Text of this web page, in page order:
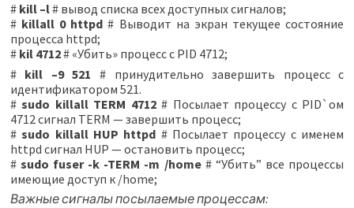
#kill –l# вывод списка всех доступных сигналов;
#killall 0 httpd # Выводит на экран текущее состояние
процесса httpd;
# kil 4712# «Убить» процесс с PID 4712;
# kill –9 521 # принудительно завершить процесс с
идентификатором 521.
#sudo killall TERM 4712# Посылает процессу с PID`ом
4712 сигнал TERM — завершить процесс;
#sudo killall HUP httpd # Посылает процессу с именем
httpd сигнал HUP — остановить процесс;
# sudo fuser -k -TERM -m /home # “Убить” все процессы
имеющие доступ к /home;
Важные сигналы посылаемые процессам: